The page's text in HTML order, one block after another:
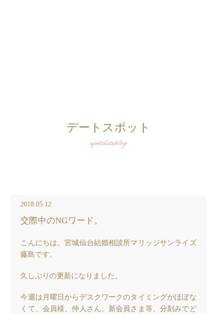
デートスポット
spotdateblog
2018.05.12
交際中のNGワード。
こんにちは、宮城仙台結婚相談所マリッジサンライズ
藤島です。
久しぶりの更新になりました。
今週は月曜日からデスクワークのタイミングがほぼな
くて、会員様、仲人さん、新会員さま等、分刻みでど